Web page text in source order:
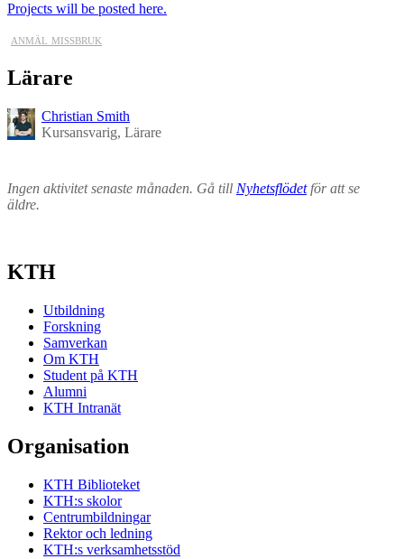
Projects will be posted here.
anmäl missbruk
Lärare
Christian Smith
Kursansvarig, Lärare
Ingen aktivitet senaste månaden. Gå till Nyhetsflödetför att se
äldre.
KTH
Utbildning
Forskning
Samverkan
Om KTH
Student på KTH
Alumni
KTH Intranät
Organisation
KTH Biblioteket
KTH:s skolor
Centrumbildningar
Rektor och ledning
KTH:s verksamhetsstöd